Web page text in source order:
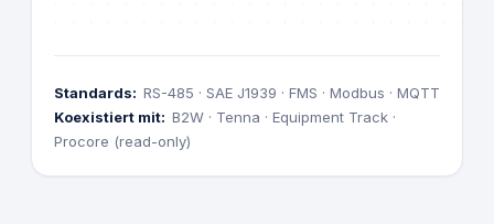
Standards: RS-485 · SAE J1939 · FMS · Modbus · MQTT
Koexistiert mit: B2W · Tenna · Equipment Track ·
Procore (read-only)